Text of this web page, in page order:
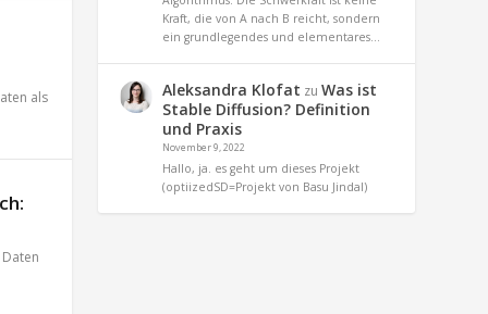
als
Daten
Kraft, die von A nach B reicht, sondern
ein grundlegendes und elementares…
Aleksandra Klofat zuWas ist
Stable Diffusion? Definition
und Praxis
November 9, 2022
Hallo, ja. es geht um dieses Projekt
(optiizedSD=Projekt von Basu Jindal)